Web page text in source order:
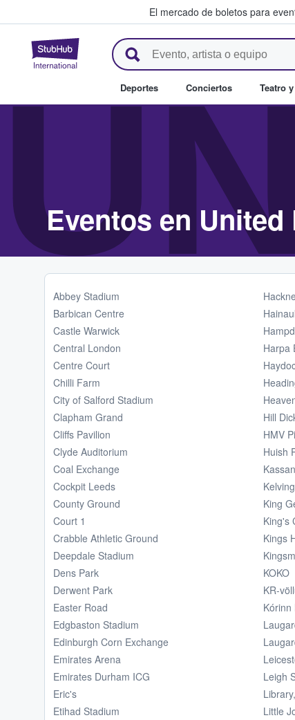
El mercado de boletos para
StubHub: donde los fans
Deportes Conciertos Teatro
Eventos en
Abbey Stadium
Barbican Centre
Castle Warwick
Central London
Centre Court
Chilli Farm
City of Salford Stadium
Clapham Grand
Cliffs Pavilion
Clyde Auditorium
Coal Exchange
Cockpit Leeds
County Ground
Court 1
Crabble Athletic Ground
Deepdale Stadium
Dens Park
Derwent Park
Easter Road
Edgbaston Stadium
Edinburgh Corn Exchange
Emirates Arena
Emirates Durham ICG
Eric's
Etihad Stadium
Harpa
Hill
HMV
Huish
King
King's
Kings
KOKO
KR-
Kórinn
Leigh
Little